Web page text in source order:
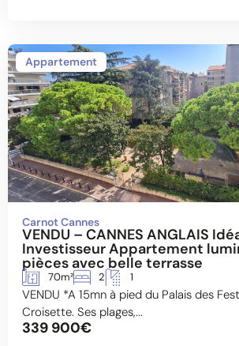
Appartement
Carnot Cannes
VENDU – CANNES ANGLAIS
Investisseur Appartement
pièces avec belle terrasse
70m² 2 1
VENDU *A 15mn à pied du Palais des
Croisette. Ses plages,...
339 900€